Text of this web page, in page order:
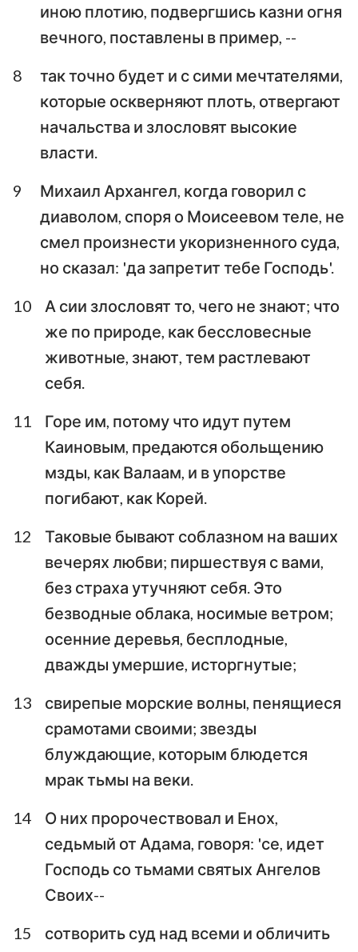
иною плотию, подвергшись казни огня
вечного, поставлены в пример, --
8
так точно будет и с сими мечтателями,
которые оскверняют плоть, отвергают
начальства и злословят высокие
власти.
9
Михаил Архангел, когда говорил с
диаволом, споря о Моисеевом теле, не
смел произнести укоризненного суда,
но сказал: 'да запретит тебе Господь'.
10
А сии злословят то, чего не знают; что
же по природе, как бессловесные
животные, знают, тем растлевают
себя.
11
Горе им, потому что идут путем
Каиновым, предаются обольщению
мзды, как Валаам, и в упорстве
погибают, как Корей.
12
Таковые бывают соблазном на ваших
вечерях любви; пиршествуя с вами,
без страха утучняют себя. Это
безводные облака, носимые ветром;
осенние деревья, бесплодные,
дважды умершие, исторгнутые;
13
свирепые морские волны, пенящиеся
срамотами своими; звезды
блуждающие, которым блюдется
мрак тьмы на веки.
14
О них пророчествовал и Енох,
седьмый от Адама, говоря: 'се, идет
Господь со тьмами святых Ангелов
Своих--
15
сотворить суд над всеми и обличить